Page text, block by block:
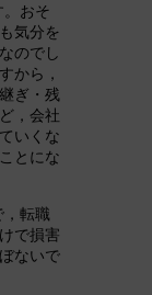
おそ
気分を
のでし
から，
ぎ・残
，会社
いくな
とにな
転職
で損害
ないで